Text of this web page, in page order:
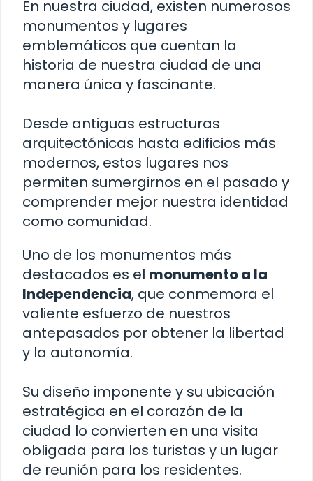
En nuestra ciudad, existen numerosos
monumentos y lugares
emblemáticos que cuentan la
historia de nuestra ciudad de una
manera única y fascinante.
Desde antiguas estructuras
arquitectónicas hasta edificios más
modernos, estos lugares nos
permiten sumergirnos en el pasado y
comprender mejor nuestra identidad
como comunidad.
Uno de los monumentos más
destacados es el monumento a la
Independencia, que conmemora el
valiente esfuerzo de nuestros
antepasados ​​por obtener la libertad
y la autonomía.
Su diseño imponente y su ubicación
estratégica en el corazón de la
ciudad lo convierten en una visita
obligada para los turistas y un lugar
de reunión para los residentes.